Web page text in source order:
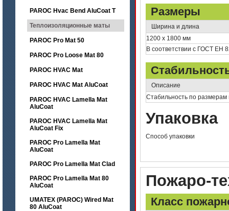
PAROC Hvac Bend AluCoat T
Теплоизоляционные маты
PAROC Pro Mat 50
PAROC Pro Loose Mat 80
PAROC HVAC Mat
PAROC HVAC Mat AluCoat
PAROC HVAC Lamella Mat
AluCoat
PAROC HVAC Lamella Mat
AluCoat Fix
PAROC Pro Lamella Mat
AluCoat
PAROC Pro Lamella Mat Clad
PAROC Pro Lamella Mat 80
AluCoat
UMATEX (PAROC) Wired Mat
80 AluCoat
Размеры
Ширина и длина
1200 х 1800 мм
В соответствии с ГОСТ ЕН
Описание
Стабильность по
Упаковка
Способ упаковки
Пожаро-
Класс